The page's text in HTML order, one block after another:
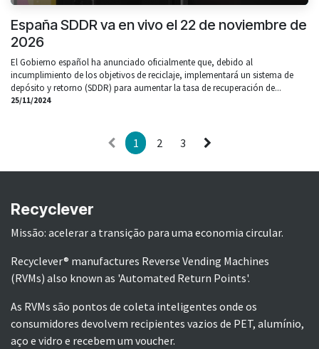
España SDDR va en vivo el 22 de noviembre de
2026
El Gobierno español ha anunciado oficialmente que, debido al
incumplimiento de los objetivos de reciclaje, implementará un sistema de
depósito y retorno (SDDR) para aumentar la tasa de recuperación de...
25/11/2024
1 2 3
Recyclever
Missão: acelerar a transição para uma economia circular.
Recyclever® manufactures Reverse Vending Machines
(RVMs) also known as 'Automated Return Points'.
As RVMs são pontos de coleta inteligentes onde os
consumidores devolvem recipientes vazios de PET, alumínio,
aço e vidro e recebem um voucher.